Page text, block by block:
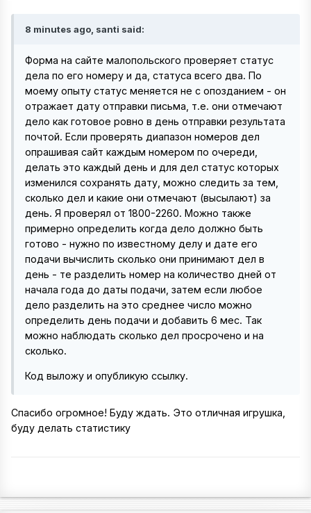
8 minutes ago, santi said:
Форма на сайте малопольского проверяет статус
дела по его номеру и да, статуса всего два. По
моему опыту статус меняется не с опозданием - он
отражает дату отправки письма, т.е. они отмечают
дело как готовое ровно в день отправки результата
почтой. Если проверять диапазон номеров дел
опрашивая сайт каждым номером по очереди,
делать это каждый день и для дел статус которых
изменился сохранять дату, можно следить за тем,
сколько дел и какие они отмечают (высылают) за
день. Я проверял от 1800-2260. Можно также
примерно определить когда дело должно быть
готово - нужно по известному делу и дате его
подачи вычислить сколько они принимают дел в
день - те разделить номер на количество дней от
начала года до даты подачи, затем если любое
дело разделить на это среднее число можно
определить день подачи и добавить 6 мес. Так
можно наблюдать сколько дел просрочено и на
сколько.
Код выложу и опубликую ссылку.
Спасибо огромное! Буду ждать. Это отличная игрушка,
буду делать статистику